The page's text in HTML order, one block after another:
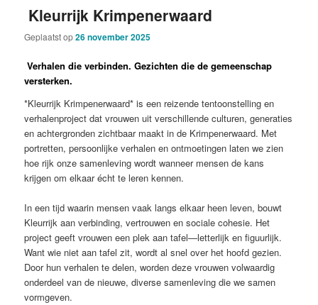
Kleurrijk Krimpenerwaard
Geplaatst op26 november 2025
Verhalen die verbinden. Gezichten die de gemeenschap
versterken.
*Kleurrijk Krimpenerwaard* is een reizende tentoonstelling en
verhalenproject dat vrouwen uit verschillende culturen, generaties
en achtergronden zichtbaar maakt in de Krimpenerwaard. Met
portretten, persoonlijke verhalen en ontmoetingen laten we zien
hoe rijk onze samenleving wordt wanneer mensen de kans
krijgen om elkaar écht te leren kennen.
In een tijd waarin mensen vaak langs elkaar heen leven, bouwt
Kleurrijk aan verbinding, vertrouwen en sociale cohesie. Het
project geeft vrouwen een plek aan tafel—letterlijk en figuurlijk.
Want wie niet aan tafel zit, wordt al snel over het hoofd gezien.
Door hun verhalen te delen, worden deze vrouwen volwaardig
onderdeel van de nieuwe, diverse samenleving die we samen
vormgeven.